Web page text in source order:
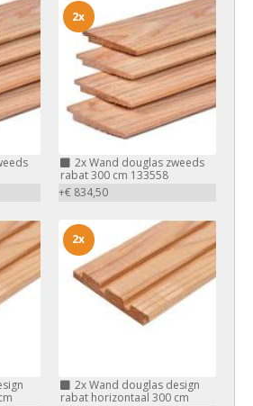
2xWand douglas zweeds
rabat 300 cm 133558
+€ 834,50
2x
2xWand douglas design
rabat horizontaal 300 cm
2x